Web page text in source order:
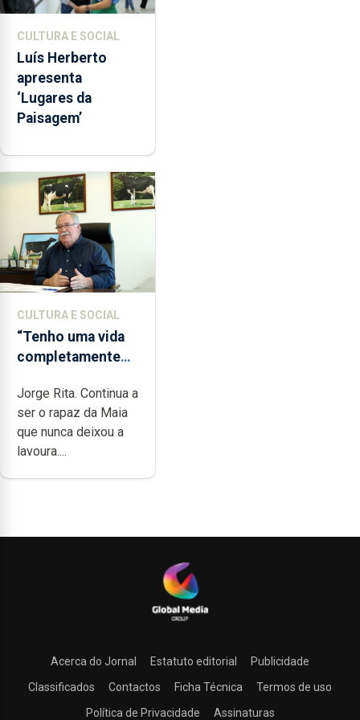
CULTURA E SOCIAL
Luís Herberto
apresenta
‘Lugares da
Paisagem’
CULTURA E SOCIAL
“Tenho uma vida
completamente
dedicação, gosto
e muita paixão”
Jorge Rita. Continua a
ser o rapaz da Maia
que nunca deixou a
lavoura....
Acerca do Jornal Estatuto editorial
Publicidade
Classificados
Contactos Ficha Técnica
Termos de uso
Política de Privacidade
Assinaturas